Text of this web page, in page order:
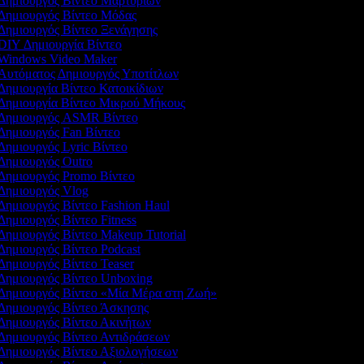
Βίντεο Μόδας
Βίντεο Ξενάγησης
Δημιουργία Βίντεο
Video Maker
Δημιουργός Υποτίτλων
Βίντεο Κατοικίδιων
Βίντεο Μικρού Μήκους
ASMR Βίντεο
Fan Βίντεο
Lyric Βίντεο
Outro
Promo Βίντεο
Vlog
Βίντεο Fashion Haul
Βίντεο Fitness
Βίντεο Makeup Tutorial
Βίντεο Podcast
Βίντεο Teaser
Βίντεο Unboxing
Βίντεο «Μία Μέρα στη Ζωή»
Βίντεο Άσκησης
Βίντεο Ακινήτων
Βίντεο Αντιδράσεων
Βίντεο Αξιολογήσεων